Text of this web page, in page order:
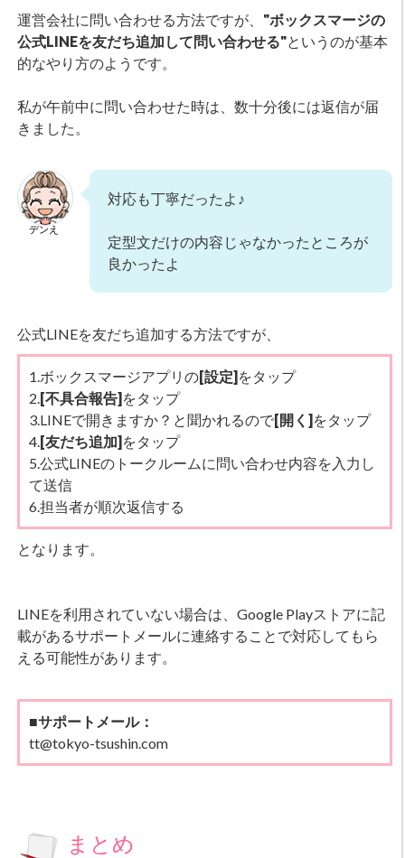
運営会社に問い合わせる方法ですが、 "ボックスマージの
公式LINEを友だち追加して問い合わせる"というのが基本
的なやり方のようです。
私が午前中に問い合わせた時は、数十分後には返信が届
きました。
デンえ
対応も丁寧だったよ♪
定型文だけの内容じゃなかったところが
良かったよ
公式LINEを友だち追加する方法ですが、
1.ボックスマージアプリの[設定]をタップ
2.[不具合報告]をタップ
3.LINEで開きますか？と聞かれるので[開く]をタップ
4.[友だち追加]をタップ
5.公式LINEのトークルームに問い合わせ内容を入力し
て送信
6.担当者が順次返信する
となります。
LINEを利用されていない場合は、Google Playストアに記
載があるサポートメールに連絡することで対応してもら
える可能性があります。
■サポートメール：
tt@tokyo-tsushin.com
まとめ